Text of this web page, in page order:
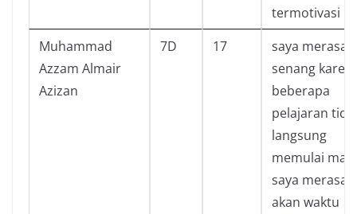
termotivasi
Muhammad
Azzam Almair
Azizan
7D 17
saya merasa
senang
beberapa
pelajaran
langsung
memulai
saya merasa
akan waktu